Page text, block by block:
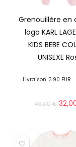
Grenouillère en
logo KARL
KIDS BEBE
UNISEXE
Livraison 3.90 EUR
49,00€